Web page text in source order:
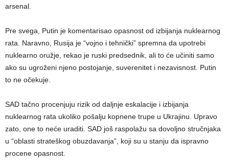
arsenal.
Pre svega, Putin je komentarisao opasnost od izbijanja nuklearnog
rata. Naravno, Rusija je “vojno i tehnički” spremna da upotrebi
nuklearno oružje, rekao je ruski predsednik, ali to će učiniti samo
ako su ugroženi njeno postojanje, suverenitet i nezavisnost. Putin
to ne očekuje.
SAD tačno procenjuju rizik od daljnje eskalacije i izbijanja
nuklearnog rata ukoliko pošalju kopnene trupe u Ukrajinu. Upravo
zato, one to neće uraditi. SAD još raspolažu sa dovoljno stručnjaka
u “oblasti strateškog obuzdavanja”, koji su u stanju da ispravno
procene opasnost.